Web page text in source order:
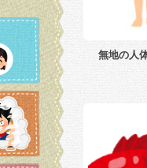
無地の人